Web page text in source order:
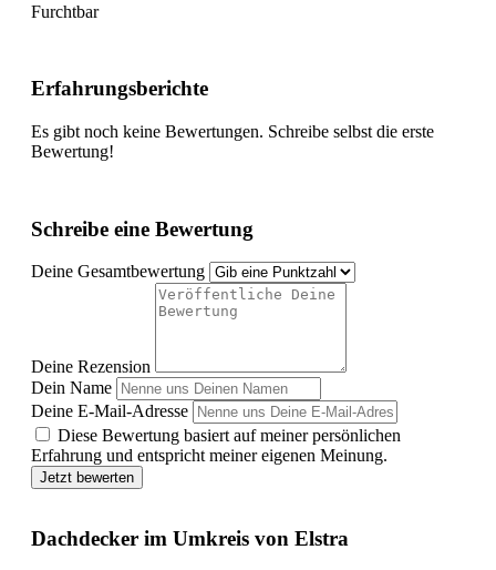
Furchtbar
Erfahrungsberichte
Es gibt noch keine Bewertungen. Schreibe selbst die erste
Bewertung!
Schreibe eine Bewertung
Deine Gesamtbewertung
Deine Rezension
Dein Name
Deine E-Mail-Adresse
Diese Bewertung basiert auf meiner persönlichen
Erfahrung und entspricht meiner eigenen Meinung.
Jetzt bewerten
Dachdecker im Umkreis von Elstra